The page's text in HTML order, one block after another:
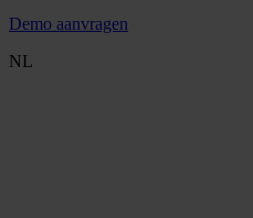
Demo aanvragen
NL